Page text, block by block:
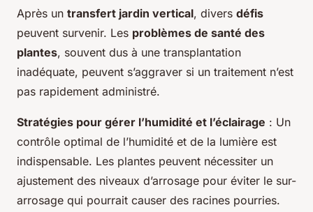
Après un transfert jardin vertical, divers défis
peuvent survenir. Les problèmes de santé des
plantes, souvent dus à une transplantation
inadéquate, peuvent s’aggraver si un traitement n’est
pas rapidement administré.
Stratégies pour gérer l’humidité et l’éclairage : Un
contrôle optimal de l’humidité et de la lumière est
indispensable. Les plantes peuvent nécessiter un
ajustement des niveaux d’arrosage pour éviter le sur-
arrosage qui pourrait causer des racines pourries.